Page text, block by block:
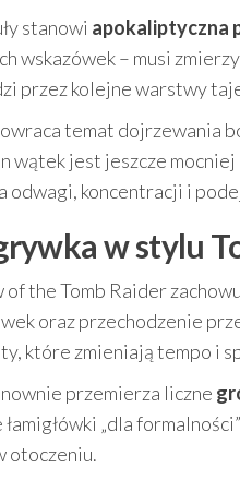
stanowi apokaliptyczna
wskazówek – musi
przez kolejne warstwy
temat dojrzewania
wątek jest jeszcze mocniej
odwagi, koncentracji i
w stylu
of the Tomb Raider
oraz przechodzenie
które zmieniają tempo i
przemierza liczne
„dla
otoczeniu.